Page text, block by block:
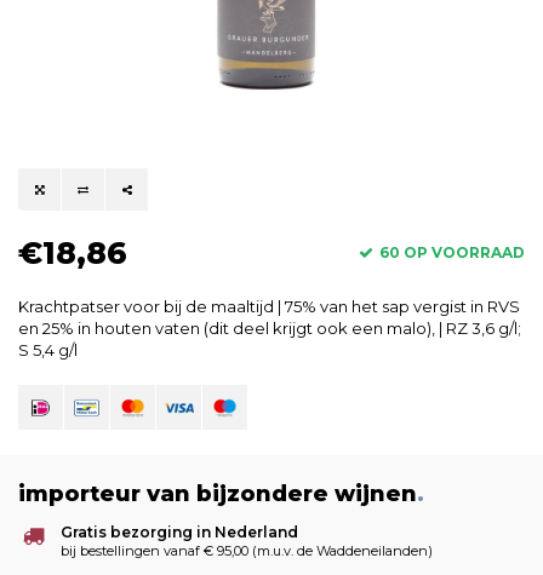
€18,86 60 OP VOORRAAD
Krachtpatser voor bij de maaltijd | 75% van het sap vergist in RVS
en 25% in houten vaten (dit deel krijgt ook een malo), | RZ 3,6 g/l;
S 5,4 g/l
importeur van bijzondere wijnen.
Gratis bezorging in Nederland
bij bestellingen vanaf € 95,00 (m.u.v. de Waddeneilanden)